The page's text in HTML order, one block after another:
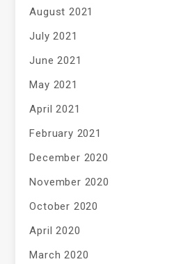
August 2021
July 2021
June 2021
May 2021
April 2021
February 2021
December 2020
November 2020
October 2020
April 2020
March 2020